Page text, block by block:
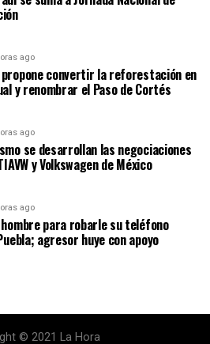
ago
propone convertir la reforestación en
y renombrar el Paso de Cortés
ago
se desarrollan las negociaciones
y Volkswagen de México
ago
para robarle su teléfono
agresor huye con apoyo
© 2021 La Hora